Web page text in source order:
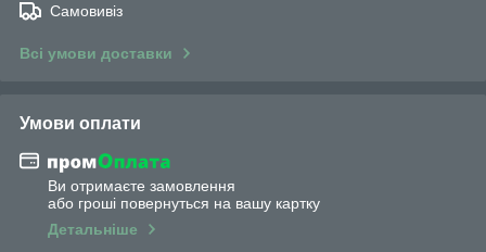
Самовивіз
Всі умови доставки
Умови оплати
Ви отримаєте замовлення
або гроші повернуться на вашу картку
Детальніше